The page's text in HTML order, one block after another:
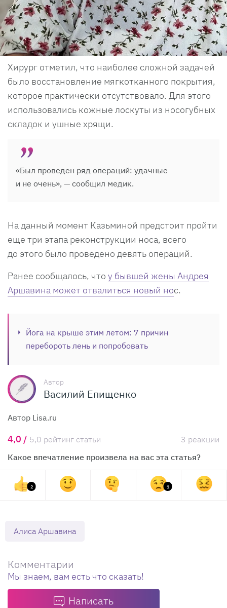
Хирург отметил, что наиболее сложной задачей
было восстановление мягкотканного покрытия,
которое практически отсутствовало. Для этого
использовались кожные лоскуты из носогубных
складок и ушные хрящи.
«Был проведен ряд операций: удачные
и не очень», — сообщил медик.
На данный момент Казьминой предстоит пройти
еще три этапа реконструкции носа, всего
до этого было проведено девять операций.
Ранее сообщалось, что у бывшей жены Андрея
Аршавина может отвалиться новый нос.
Йога на крыше этим летом: 7 причин
перебороть лень и попробовать
Автор
Василий Епищенко
Автор Lisa.ru
4,0 / 5,0 рейтинг статьи
3 реакции
Какое впечатление произвела на вас эта статья?
2 1
Алиса Аршавина
Комментарии
Мы знаем, вам есть что сказать!
Написать